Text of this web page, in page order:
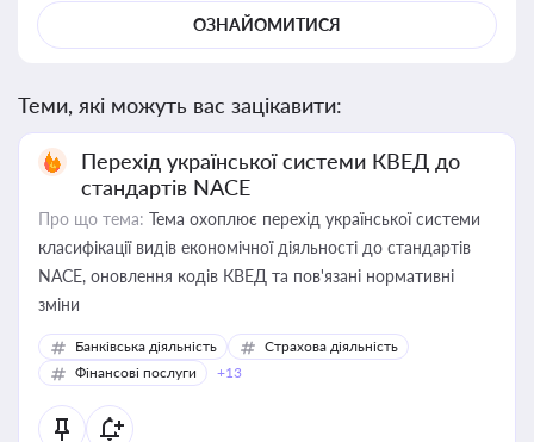
ОЗНАЙОМИТИСЯ
Теми, які можуть вас зацікавити:
Перехід української системи КВЕД до
стандартів NACE
Про що тема: Тема охоплює перехід української системи
класифікації видів економічної діяльності до стандартів
NACE, оновлення кодів КВЕД та пов'язані нормативні
зміни
Банківська діяльність
Страхова діяльність
Фінансові послуги
+13